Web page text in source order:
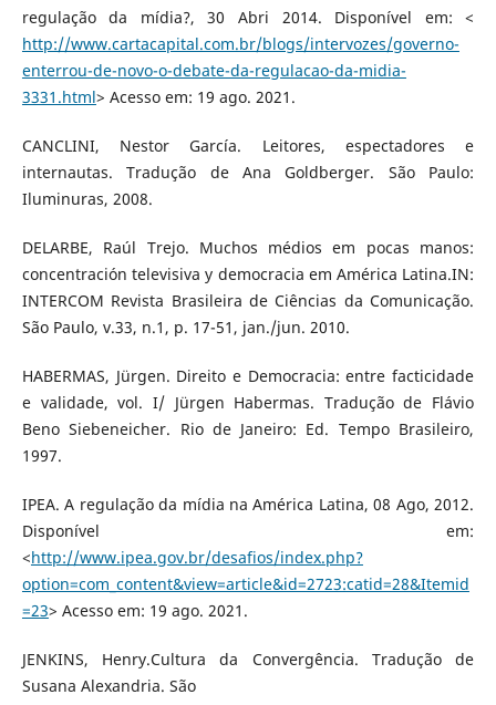
regulação da mídia?, 30 Abri 2014. Disponível em: <
http://www.cartacapital.com.br/blogs/intervozes/governo-
enterrou-de-novo-o-debate-da-regulacao-da-midia-
3331.html> Acesso em: 19 ago. 2021.
CANCLINI, Nestor García. Leitores, espectadores e
internautas. Tradução de Ana Goldberger. São Paulo:
Iluminuras, 2008.
DELARBE, Raúl Trejo. Muchos médios em pocas manos:
concentración televisiva y democracia em América Latina.IN:
INTERCOM Revista Brasileira de Ciências da Comunicação.
São Paulo, v.33, n.1, p. 17-51, jan./jun. 2010.
HABERMAS, Jürgen. Direito e Democracia: entre facticidade
e validade, vol. I/ Jürgen Habermas. Tradução de Flávio
Beno Siebeneicher. Rio de Janeiro: Ed. Tempo Brasileiro,
1997.
IPEA. A regulação da mídia na América Latina, 08 Ago, 2012.
Disponível em:
<http://www.ipea.gov.br/desafios/index.php?
option=com_content&view=article&id=2723:catid=28&Itemid
=23> Acesso em: 19 ago. 2021.
JENKINS, Henry.Cultura da Convergência. Tradução de
Susana Alexandria. São